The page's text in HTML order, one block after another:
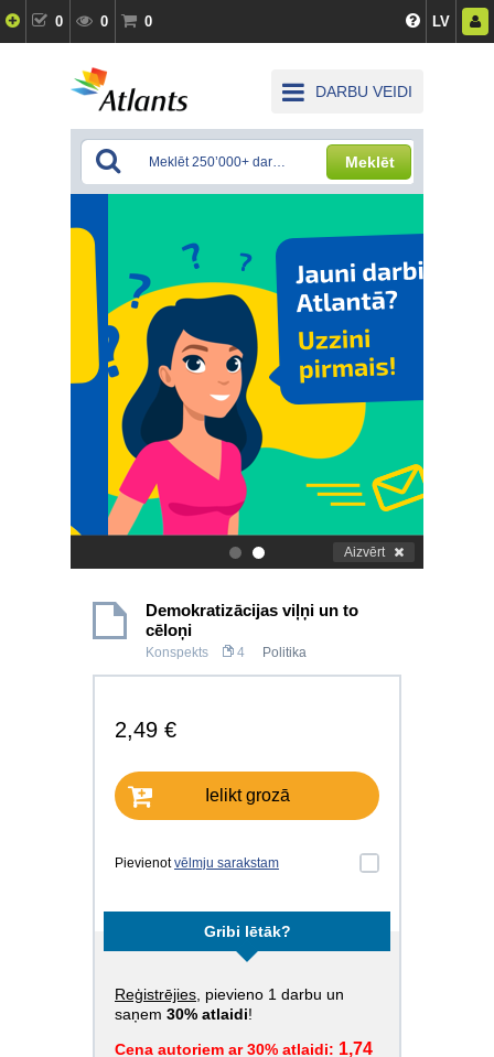
0 0 0 LV
DARBU VEIDI
Meklēt
. Aizvērt
Demokratizācijas viļņi un to
cēloņi
Konspekts 4 Politika
2,49 €
Ielikt grozā
Pievienotvēlmju sarakstam
Gribi lētāk?
Reģistrējies , pievieno 1 darbu un
saņem 30% atlaidi!
Cena autoriem ar 30% atlaidi: 1,74